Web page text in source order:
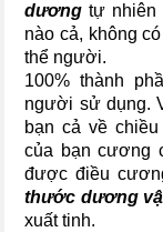
dương tự nhiên
nào cả, không
thể người.
100% thành
người sử dụng.
bạn cả về
của bạn cương
được điều
thước dương
xuất tinh.